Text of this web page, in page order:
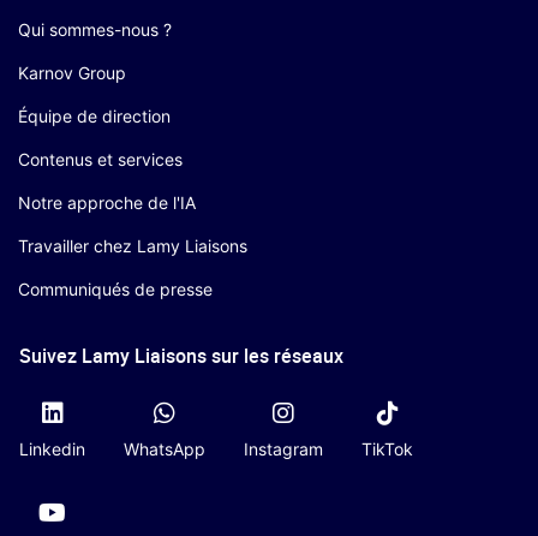
Qui sommes-nous ?
Karnov Group
Équipe de direction
Contenus et services
Notre approche de l'IA
Travailler chez Lamy Liaisons
Communiqués de presse
Suivez Lamy Liaisons sur les réseaux
Linkedin WhatsApp Instagram TikTok